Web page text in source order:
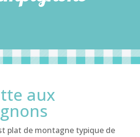
aux
plat de montagne typique de